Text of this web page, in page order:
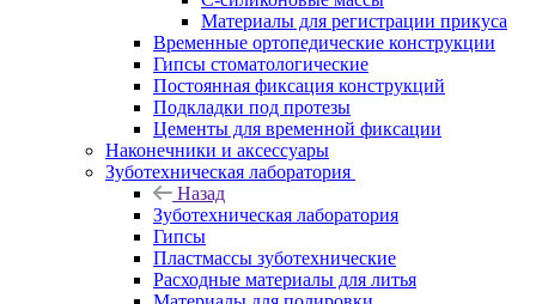
Материалы для регистрации прикуса
Временные ортопедические конструкции
Гипсы стоматологические
Постоянная фиксация конструкций
Подкладки под протезы
Цементы для временной фиксации
Наконечники и аксессуары
Зуботехническая лаборатория
Назад
Зуботехническая лаборатория
Гипсы
Пластмассы зуботехнические
Расходные материалы для литья